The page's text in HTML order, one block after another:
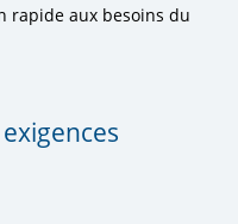
rapide aux besoins du